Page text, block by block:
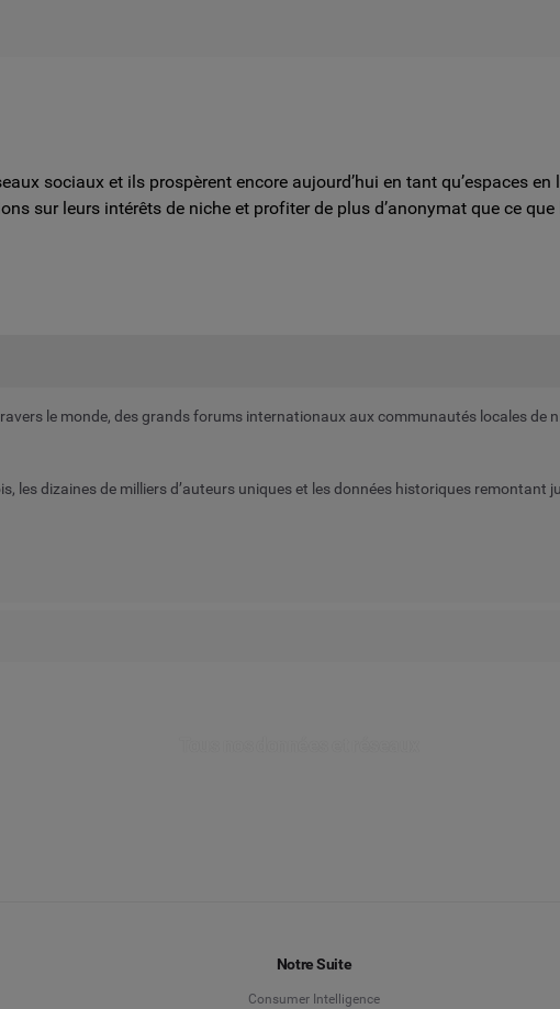
sociaux et ils prospèrent encore aujourd’hui en tant qu’espaces
sur leurs intérêts de niche et profiter de plus d’anonymat que ce
le monde, des grands forums internationaux aux communautés locales de
les dizaines de milliers d’auteurs uniques et les données historiques remontant
Notre Suite
Consumer Intelligence